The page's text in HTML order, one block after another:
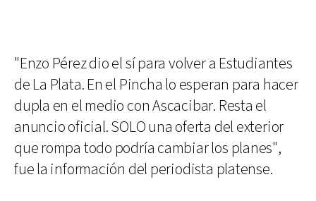
"Enzo Pérez dio el sí para volver a Estudiantes
de La Plata. En el Pincha lo esperan para hacer
dupla en el medio con Ascacibar. Resta el
anuncio oficial. SOLO una oferta del exterior
que rompa todo podría cambiar los planes",
fue la información del periodista platense.